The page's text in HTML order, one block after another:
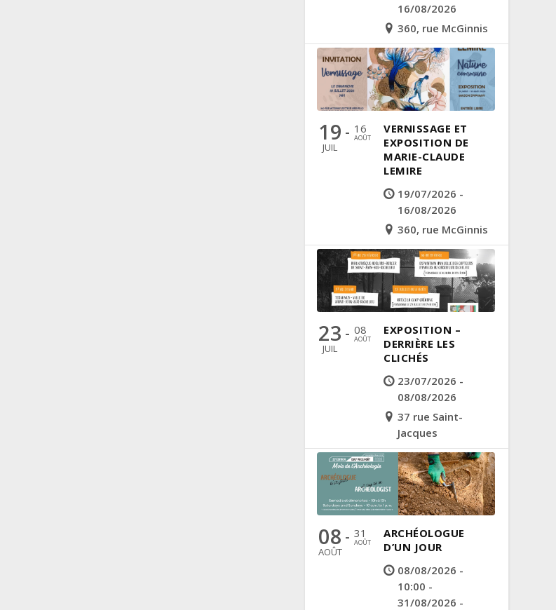
16/08/2026
360, rue McGinnis
19
JUIL
- 16
AOÛT
VERNISSAGE ET
EXPOSITION DE
MARIE-CLAUDE
LEMIRE
19/07/2026 -
16/08/2026
360, rue McGinnis
23
JUIL
- 08
AOÛT
EXPOSITION –
DERRIÈRE LES
CLICHÉS
23/07/2026 -
08/08/2026
37 rue Saint-
Jacques
08
AOÛT
- 31
AOÛT
ARCHÉOLOGUE
D’UN JOUR
08/08/2026 -
10:00 -
31/08/2026 -